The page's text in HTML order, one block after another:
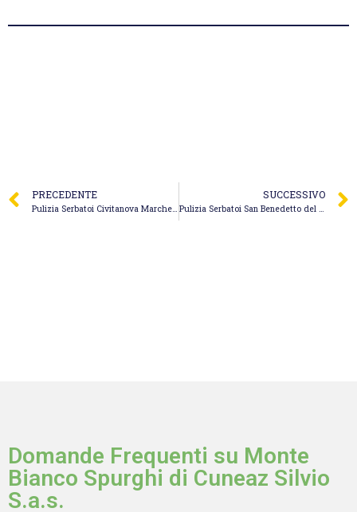
PRECEDENTE
Pulizia Serbatoi Civitanova Marche – Nicolai
SUCCESSIVO
Pulizia Serbatoi San Benedetto del Tronto – De Angelis Maurizio Spurghi
Domande Frequenti su Monte
Bianco Spurghi di Cuneaz Silvio
S.a.s.